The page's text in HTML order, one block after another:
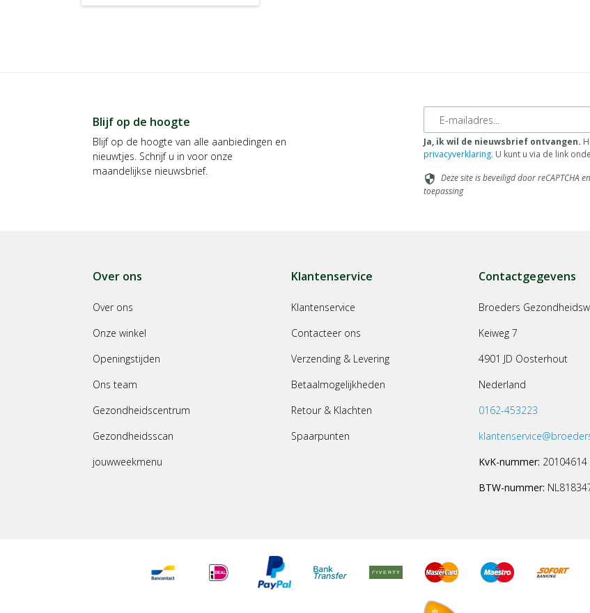
Blijf op de hoogte
Blijf op de hoogte van alle aanbiedingen en
nieuwtjes. Schrijf u in voor onze
maandelijkse nieuwsbrief.
E-mailadres
Ja, ik wil de nieuwsbrief ontvangen.
privacyverklaring. U kunt u via de link
security Deze site is beveiligd door reCAPTCHA
toepassing
Over ons
Over ons
Onze winkel
Openingstijden
Ons team
Gezondheidscentrum
Gezondheidsscan
jouwweekmenu
Klantenservice
Klantenservice
Contacteer ons
Verzending & Levering
Betaalmogelijkheden
Retour & Klachten
Spaarpunten
Contactgegevens
Broeders
Keiweg 7
4901 JD Oosterhout
Nederland
0162-453223
KvK-nummer: 20104614
BTW-nummer: